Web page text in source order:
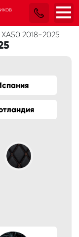
2018-2025